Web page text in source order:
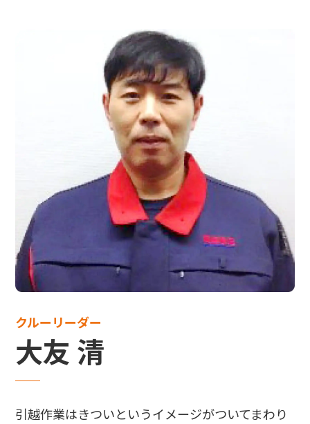
クルーリーダー
大友 清
引越作業はきついというイメージがついてまわり